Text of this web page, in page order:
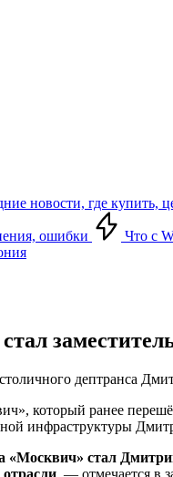
новости, где купить,
ошибки Что с
дептранса
который ранее
инфраструктуры
«Москвич» стал
, — отмечается в